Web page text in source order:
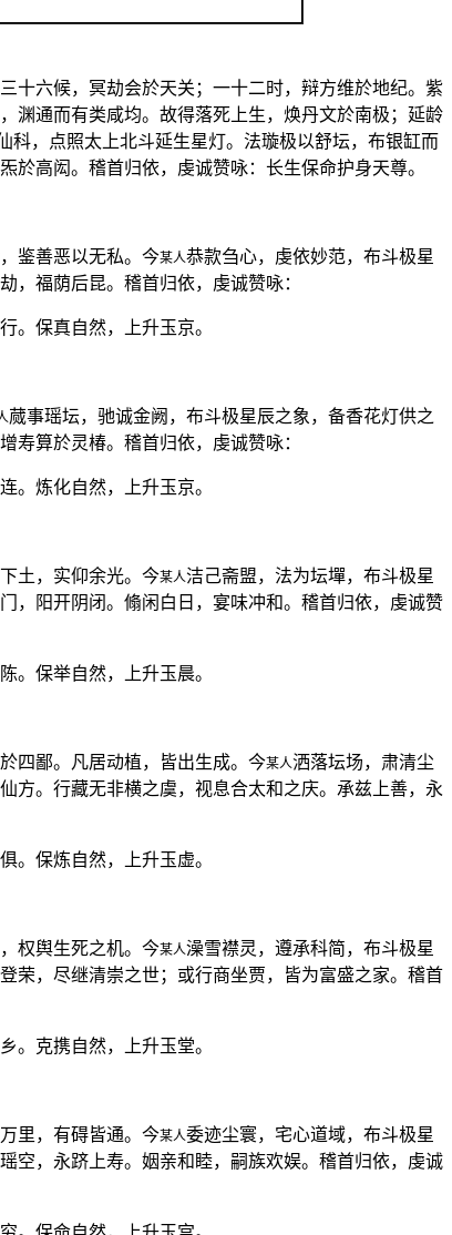
十六候，冥劫会於天关；一十二时，辩方维於地纪。紫
渊通而有类咸均。故得落死上生，焕丹文於南极；延龄
科，点照太上北斗延生星灯。法璇极以舒坛，布银缸而
高闳。稽首归依，虔诚赞咏：长生保命护身天尊。
鉴善恶以无私。今某人恭款刍心，虔依妙范，布斗极星
，福荫后昆。稽首归依，虔诚赞咏：
。保真自然，上升玉京。
蒇事瑶坛，驰诚金阙，布斗极星辰之象，备香花灯供之
寿算於灵椿。稽首归依，虔诚赞咏：
。炼化自然，上升玉京。
土，实仰余光。今某人洁己斋盟，法为坛墠，布斗极星
，阳开阴闭。翛闲白日，宴味冲和。稽首归依，虔诚赞
。保举自然，上升玉晨。
四鄙。凡居动植，皆出生成。今某人洒落坛场，肃清尘
方。行藏无非横之虞，视息合太和之庆。承兹上善，永
。保炼自然，上升玉虚。
权舆生死之机。今某人澡雪襟灵，遵承科简，布斗极星
荣，尽继清崇之世；或行商坐贾，皆为富盛之家。稽首
。克携自然，上升玉堂。
里，有碍皆通。今某人委迹尘寰，宅心道域，布斗极星
空，永跻上寿。姻亲和睦，嗣族欢娱。稽首归依，虔诚